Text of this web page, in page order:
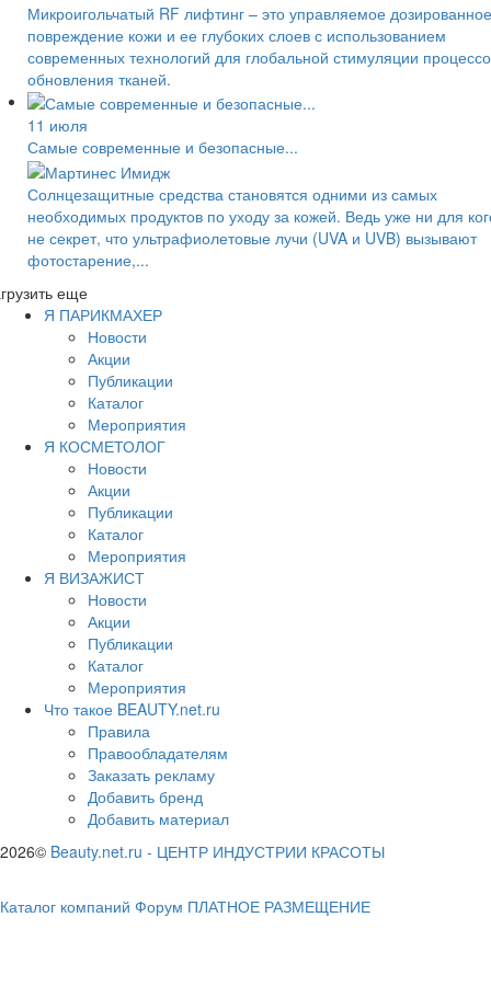
Микроигольчатый RF лифтинг – это управляемое дозированное
повреждение кожи и ее глубоких слоев с использованием
современных технологий для глобальной стимуляции
обновления тканей.
11 июля
Самые современные и безопасные...
Солнцезащитные средства становятся одними из самых
необходимых продуктов по уходу за кожей. Ведь уже ни для
не секрет, что ультрафиолетовые лучи (UVA и UVB) вызывают
фотостарение,...
еще
Я ПАРИКМАХЕР
Новости
Акции
Публикации
Каталог
Мероприятия
Я КОСМЕТОЛОГ
Новости
Акции
Публикации
Каталог
Мероприятия
Я ВИЗАЖИСТ
Новости
Акции
Публикации
Каталог
Мероприятия
Что такое BEAUTY.net.ru
Правила
Правообладателям
Заказать рекламу
Добавить бренд
Добавить материал
2026© Beauty.net.ru - ЦЕНТР ИНДУСТРИИ КРАСОТЫ
Каталог компаний Форум ПЛАТНОЕ РАЗМЕЩЕНИЕ